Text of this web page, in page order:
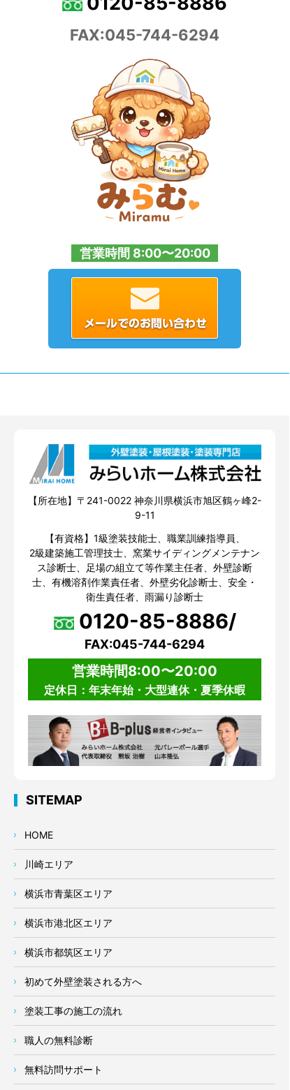
FAX:045-744-6294
営業時間 8:00〜20:00
【所在地】〒241-0022 神奈川県横浜市旭区鶴ヶ峰2-
9-11
【有資格】1級塗装技能士、職業訓練指導員、
2級建築施工管理技士、窯業サイディングメンテナン
ス診断士、足場の組立て等作業主任者、外壁診断
士、有機溶剤作業責任者、外壁劣化診断士、安全・
衛生責任者、雨漏り診断士
0120-85-8886/
FAX:045-744-6294
営業時間8:00〜20:00
定休日：年末年始・大型連休・夏季休暇
SITEMAP
HOME
川崎エリア
横浜市青葉区エリア
横浜市港北区エリア
横浜市都筑区エリア
初めて外壁塗装される方へ
塗装工事の施工の流れ
職人の無料診断
無料訪問サポート